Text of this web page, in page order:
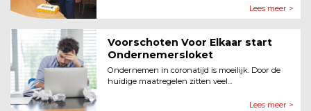
Lees meer >
Voorschoten Voor Elkaar start
Ondernemersloket
Ondernemen in coronatijd is moeilijk. Door de
huidige maatregelen zitten veel...
Lees meer >